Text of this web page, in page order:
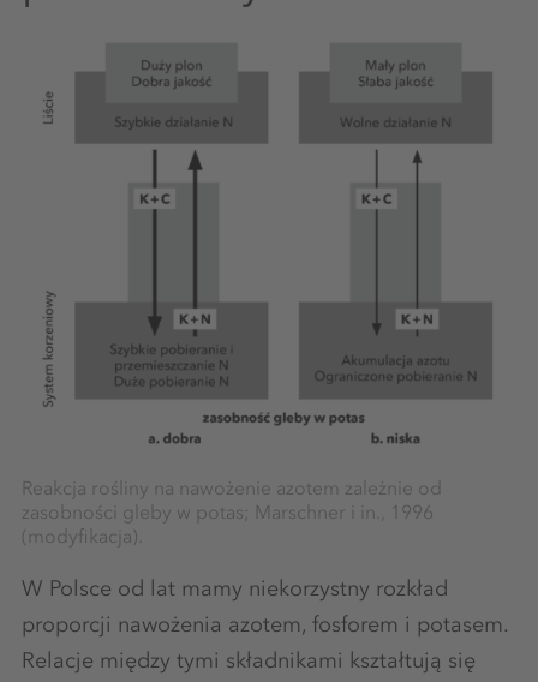
Reakcja rośliny na nawożenie azotem zależnie od
zasobności gleby w potas; Marschner i in., 1996
(modyfikacja).
W Polsce od lat mamy niekorzystny rozkład
proporcji nawożenia azotem, fosforem i potasem.
Relacje między tymi składnikami kształtują się